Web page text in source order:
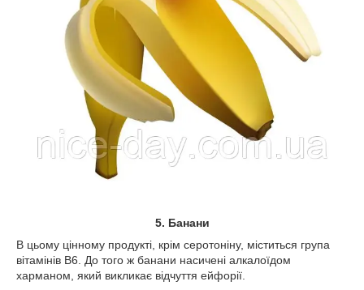
5. Банани
В цьому цінному продукті, крім серотоніну, міститься група
вітамінів В6. До того ж банани насичені алкалоїдом
харманом, який викликає відчуття ейфорії.